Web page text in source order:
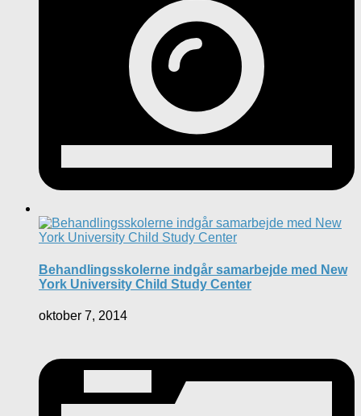
Behandlingsskolerne indgår samarbejde med New
York University Child Study Center
oktober 7, 2014